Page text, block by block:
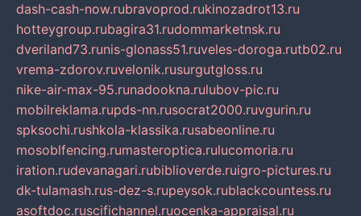
dash-cash-now.rubravoprod.rukinozadrot13.ru
hotteygroup.rubagira31.rudommarketnsk.ru
dveriland73.runis-glonass51.ruveles-doroga.rutb02.ru
vrema-zdorov.ruvelonik.rusurgutgloss.ru
nike-air-max-95.runadookna.rulubov-pic.ru
mobilreklama.rupds-nn.rusocrat2000.ruvgurin.ru
spksochi.rushkola-klassika.rusabeonline.ru
mosoblfencing.rumasteroptica.rulucomoria.ru
iration.rudevanagari.rubiblioverde.ruigro-pictures.ru
dk-tulamash.rus-dez-s.rupeysok.rublackcountess.ru
asoftdoc.ruscifichannel.ruocenka-appraisal.ru